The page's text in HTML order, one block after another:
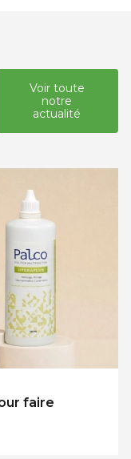
Voir toute
notre
actualité
faire